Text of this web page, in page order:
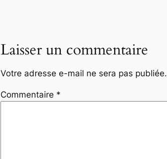
Laisser un commentaire
Votre adresse e-mail ne sera pas publiée.
Commentaire *